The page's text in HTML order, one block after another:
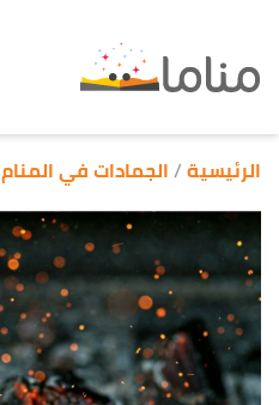
الرئيسية الجمادات في المنام